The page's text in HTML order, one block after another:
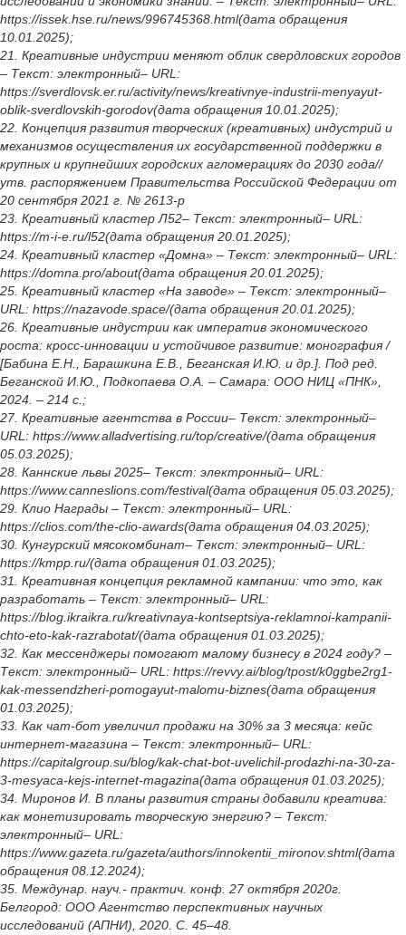
https://issek.hse.ru/news/996745368.html(дата обращения
10.01.2025);
21. Креативные индустрии меняют облик свердловских городов
– Текст: электронный– URL:
https://sverdlovsk.er.ru/activity/news/kreativnye-industrii-menyayut-
oblik-sverdlovskih-gorodov(дата обращения 10.01.2025);
22. Концепция развития творческих (креативных) индустрий и
механизмов осуществления их государственной поддержки в
крупных и крупнейших городских агломерациях до 2030 года//
утв. распоряжением Правительства Российской Федерации от
20 сентября 2021 г. № 2613-р
23. Креативный кластер Л52– Текст: электронный– URL:
https://m-i-e.ru/l52(дата обращения 20.01.2025);
24. Креативный кластер «Домна» – Текст: электронный– URL:
https://domna.pro/about(дата обращения 20.01.2025);
25. Креативный кластер «На заводе» – Текст: электронный–
URL: https://nazavode.space/(дата обращения 20.01.2025);
26. Креативные индустрии как императив экономического
роста: кросс-инновации и устойчивое развитие: монография /
[Бабина Е.Н., Барашкина Е.В., Беганская И.Ю. и др.]. Под ред.
Беганской И.Ю., Подкопаева О.А. – Самара: ООО НИЦ «ПНК»,
2024. – 214 с.;
27. Креативные агентства в России– Текст: электронный–
URL: https://www.alladvertising.ru/top/creative/(дата обращения
05.03.2025);
28. Каннские львы 2025– Текст: электронный– URL:
https://www.canneslions.com/festival(дата обращения 05.03.2025);
29. Клио Награды – Текст: электронный– URL:
https://clios.com/the-clio-awards(дата обращения 04.03.2025);
30. Кунгурский мясокомбинат– Текст: электронный– URL:
https://kmpp.ru/(дата обращения 01.03.2025);
31. Креативная концепция рекламной кампании: что это, как
разработать – Текст: электронный– URL:
https://blog.ikraikra.ru/kreativnaya-kontseptsiya-reklamnoi-kampanii-
chto-eto-kak-razrabotat/(дата обращения 01.03.2025);
32. Как мессенджеры помогают малому бизнесу в 2024 году? –
Текст: электронный– URL: https://revvy.ai/blog/tpost/k0ggbe2rg1-
kak-messendzheri-pomogayut-malomu-biznes(дата обращения
01.03.2025);
33. Как чат-бот увеличил продажи на 30% за 3 месяца: кейс
интернет-магазина – Текст: электронный– URL:
https://capitalgroup.su/blog/kak-chat-bot-uvelichil-prodazhi-na-30-za-
3-mesyaca-kejs-internet-magazina(дата обращения 01.03.2025);
34. Миронов И. В планы развития страны добавили креатива:
как монетизировать творческую энергию? – Текст:
электронный– URL:
https://www.gazeta.ru/gazeta/authors/innokentii_mironov.shtml(дата
обращения 08.12.2024);
35. Междунар. науч.- практич. конф. 27 октября 2020г.
Белгород: ООО Агентство перспективных научных
исследований (АПНИ), 2020. С. 45–48.